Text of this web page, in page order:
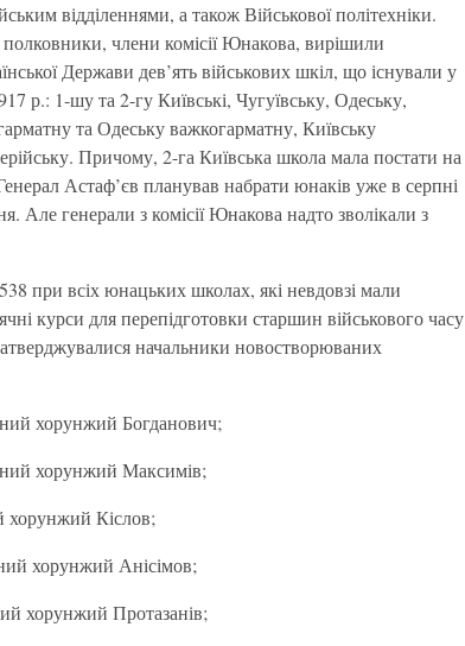
відділеннями, а також Військової політехніки.
члени комісії Юнакова, вирішили
Держави дев’ять військових шкіл, що існували у
р.: 1-шу та 2-гу Київські, Чугуївську, Одеську,
та Одеську важкогарматну, Київську
Причому, 2-га Київська школа мала постати на
Астаф’єв планував набрати юнаків уже в серпні
Але генерали з комісії Юнакова надто зволікали з
при всіх юнацьких школах, які невдовзі мали
курси для перепідготовки старшин військового часу
начальники новостворюваних
хорунжий Богданович;
хорунжий Максимів;
хорунжий Кіслов;
хорунжий Анісімов;
хорунжий Протазанів;